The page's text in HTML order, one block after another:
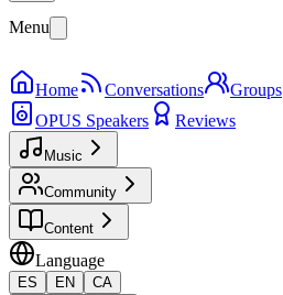
Menu
Home Conversations Groups
OPUS Speakers
Reviews
Music
Community
Content
Language
ES EN
CA